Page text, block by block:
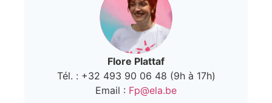
Flore Plattaf
Tél. : +32 493 90 06 48 (9h à 17h)
Email : Fp@ela.be